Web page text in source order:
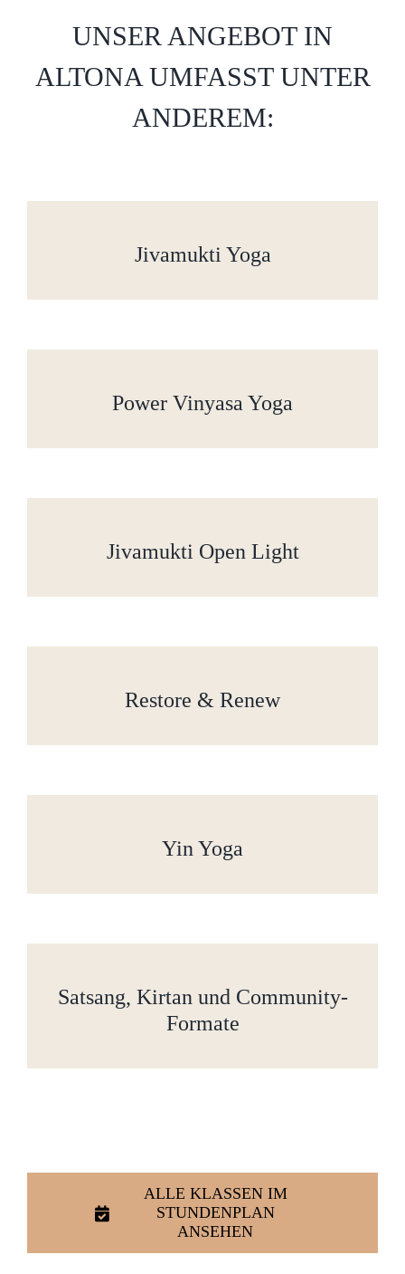
UNSER ANGEBOT IN
ALTONA UMFASST UNTER
ANDEREM:
Jivamukti Yoga
Power Vinyasa Yoga
Jivamukti Open Light
Restore & Renew
Yin Yoga
Satsang, Kirtan und Community-
Formate
ALLE KLASSEN IM
STUNDENPLAN
ANSEHEN